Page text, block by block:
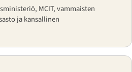
MCIT, vammaisten
ja kansallinen